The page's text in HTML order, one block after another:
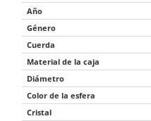
Año
Género
Cuerda
Material de la caja
Diámetro
Color de la esfera
Cristal